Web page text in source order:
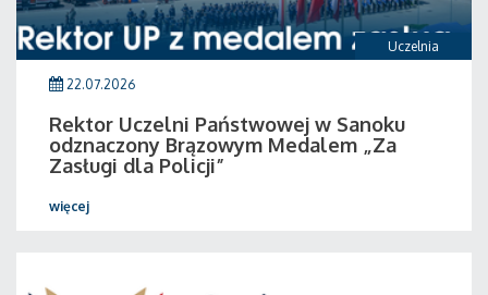
Uczelnia
22.07.2026
Rektor Uczelni Państwowej w Sanoku
odznaczony Brązowym Medalem „Za
Zasługi dla Policji”
więcej